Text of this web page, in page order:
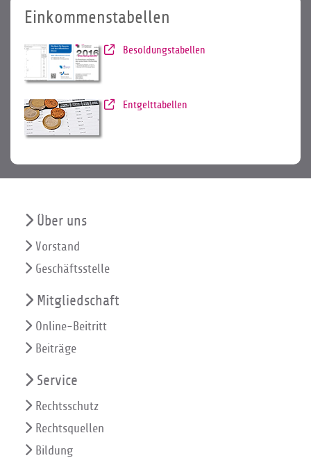
Einkommenstabellen
Besoldungstabellen
Entgelttabellen
Über uns
Vorstand
Geschäftsstelle
Mitgliedschaft
Online-Beitritt
Beiträge
Service
Rechtsschutz
Rechtsquellen
Bildung